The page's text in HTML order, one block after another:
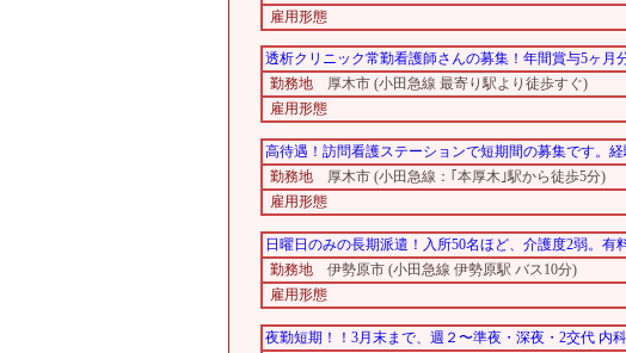
雇用形態
透析クリニック常勤看護師さんの募集！年間賞与5ヶ月
勤務地
厚木市 (小田急線 最寄り駅より徒歩すぐ)
雇用形態
高待遇！訪問看護ステーションで短期間の募集です。
勤務地
厚木市 (小田急線：｢本厚木｣駅から徒歩5分)
雇用形態
日曜日のみの長期派遣！入所50名ほど、介護度2弱。
勤務地
伊勢原市 (小田急線 伊勢原駅 バス10分)
雇用形態
夜勤短期！！3月末まで、週２〜準夜・深夜・2交代